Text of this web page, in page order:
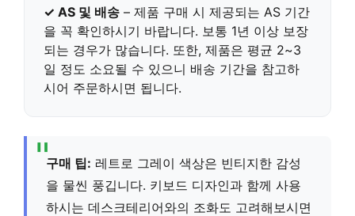
✓ AS 및 배송 – 제품 구매 시 제공되는 AS 기간
을 꼭 확인하시기 바랍니다. 보통 1년 이상 보장
되는 경우가 많습니다. 또한, 제품은 평균 2~3
일 정도 소요될 수 있으니 배송 기간을 참고하
시어 주문하시면 됩니다.
구매 팁: 레트로 그레이 색상은 빈티지한 감성
을 물씬 풍깁니다. 키보드 디자인과 함께 사용
하시는 데스크테리어와의 조화도 고려해보시면